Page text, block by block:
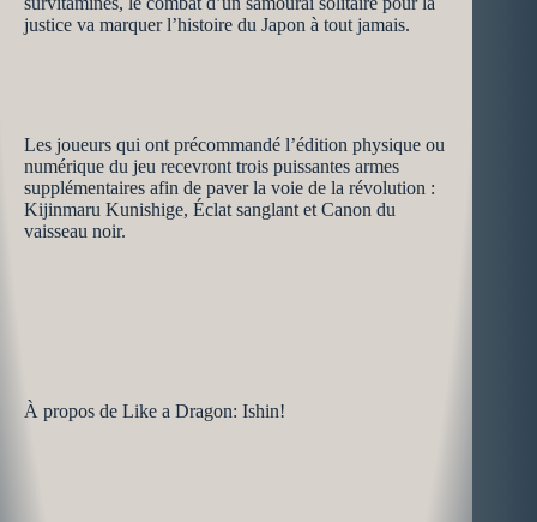
justice va marquer l’histoire du Japon à tout jamais.
Les joueurs qui ont précommandé l’édition physique ou
numérique du jeu recevront trois puissantes armes
supplémentaires afin de paver la voie de la révolution :
Kijinmaru Kunishige, Éclat sanglant et Canon du
vaisseau noir.
À propos de Like a Dragon: Ishin!